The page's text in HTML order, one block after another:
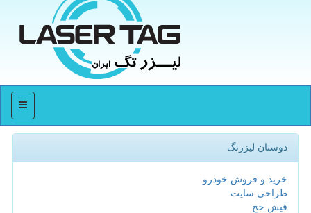
منو
دوستان لیزرتگ
خرید و فروش خودرو
طراحی سایت
فیش حج